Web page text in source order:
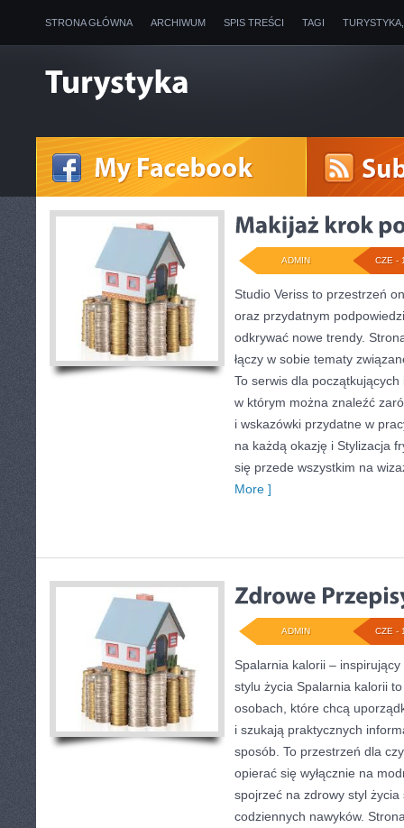
STRONA GŁÓWNA ARCHIWUM SPIS TREŚCI TAGI
CZE -
ADMIN
Studio Veriss to przestrzeń
oraz przydatnym
odkrywać nowe trendy.
łączy w sobie tematy
To serwis dla
w którym można znaleźć
i wskazówki przydatne w
na każdą okazję i Stylizacja
się przede wszystkim na
More ]
CZE -
ADMIN
Spalarnia kalorii –
stylu życia Spalarnia kalorii
osobach, które chcą
i szukają praktycznych
sposób. To przestrzeń dla
opierać się wyłącznie na
spojrzeć na zdrowy styl
codziennych nawyków.